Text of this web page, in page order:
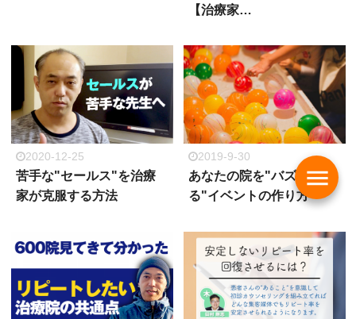
【治療家…
2020-12-25
苦手な"セールス"を治療
家が克服する方法
2019-9-30
あなたの院を"バズらせ
る"イベントの作り方
menu